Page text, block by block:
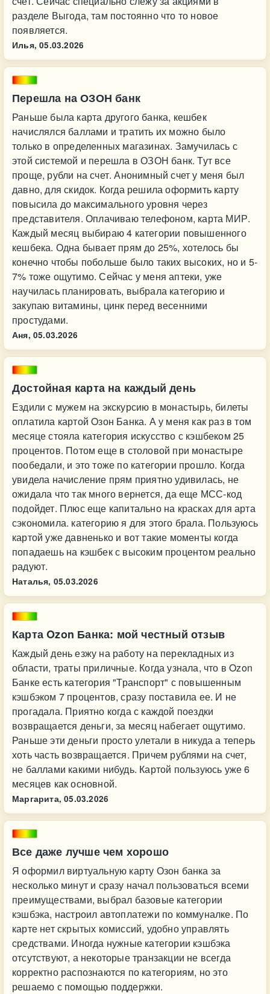
разделе Выгода, там постоянно что то новое
появляется.
Илья, 05.03.2026
Перешла на ОЗОН банк
Раньше была карта другого банка, кешбек
начислялся баллами и тратить их можно было
только в определенных магазинах. Замучилась с
этой системой и перешла в ОЗОН банк. Тут все
проще, рубли на счет. Анонимный счет у меня был
давно, для скидок. Когда решила оформить карту
повысила до максимального уровня через
представителя. Оплачиваю телефоном, карта МИР.
Каждый месяц выбираю 4 категории повышенного
кешбека. Одна бывает прям до 25%, хотелось бы
конечно чтобы побольше было таких высоких, но и 5-
7% тоже ощутимо. Сейчас у меня аптеки, уже
научилась планировать, выбрала категорию и
закупаю витамины, цинк перед весенними
простудами.
Аня, 05.03.2026
Достойная карта на каждый день
Ездили с мужем на экскурсию в монастырь, билеты
оплатила картой Oзон Банка. А у меня как раз в том
месяце стояла категория искусство с кэшбеком 25
процентов. Потом еще в столовой при монастыре
пообедали, и это тоже по категории прошло. Когда
увидела начисление прям приятно удивилась, не
ожидала что так много вернется, да еще МСС-код
подойдет. Плюс еще капитально на красках для арта
сэкономила. категорию я для этого брала. Пользуюсь
картой уже давненько и вот такие моменты когда
попадаешь на кэшбек с высоким процентом реально
радуют.
Наталья, 05.03.2026
Карта Ozon Банка: мой честный отзыв
Каждый день езжу на работу на перекладных из
области, траты приличные. Когда узнала, что в Ozon
Банке есть категория "Транспорт" с повышенным
кэшбэком 7 процентов, сразу поставила ее. И не
прогадала. Приятно когда с каждой поездки
возвращается деньги, за месяц набегает ощутимо.
Раньше эти деньги просто улетали в никуда а теперь
хоть часть возвращается. Причем рублями на счет,
не баллами какими нибудь. Картой пользуюсь уже 6
месяцев как основной.
Маргарита, 05.03.2026
Все даже лучше чем хорошо
Я оформил виртуальную карту Озон банка за
несколько минут и сразу начал пользоваться всеми
преимуществами, выбрал базовые категории
кэшбэка, настроил автоплатежи по коммуналке. По
карте нет скрытых комиссий, удобно управлять
средствами. Иногда нужные категории кэшбэка
отсутствуют, а некоторые транзакции не всегда
корректно распознаются по категориям, но это
решаемо с помощью поддержки.